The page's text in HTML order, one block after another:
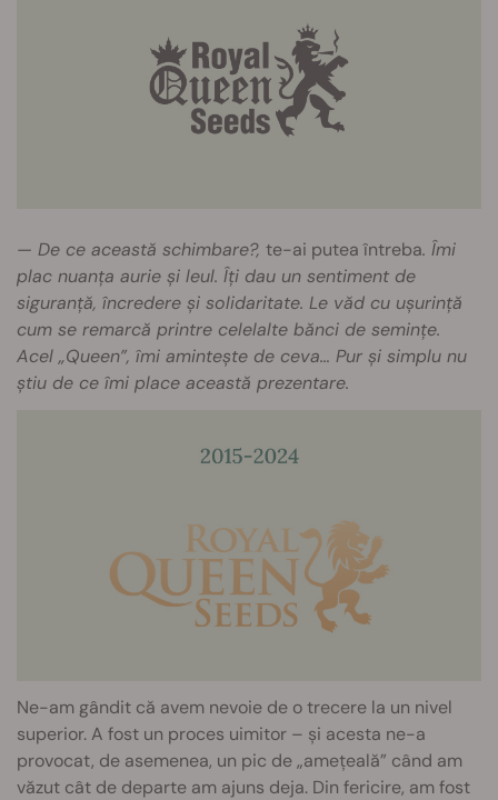
— De ce această schimbare?, te-ai putea întreba. Îmi
plac nuanța aurie și leul. Îți dau un sentiment de
siguranță, încredere și solidaritate. Le văd cu ușurință
cum se remarcă printre celelalte bănci de semințe.
Acel „Queen”, îmi amintește de ceva… Pur și simplu nu
știu de ce îmi place această prezentare.
Ne-am gândit că avem nevoie de o trecere la un nivel
superior. A fost un proces uimitor – și acesta ne-a
provocat, de asemenea, un pic de „amețeală” când am
văzut cât de departe am ajuns deja. Din fericire, am fost